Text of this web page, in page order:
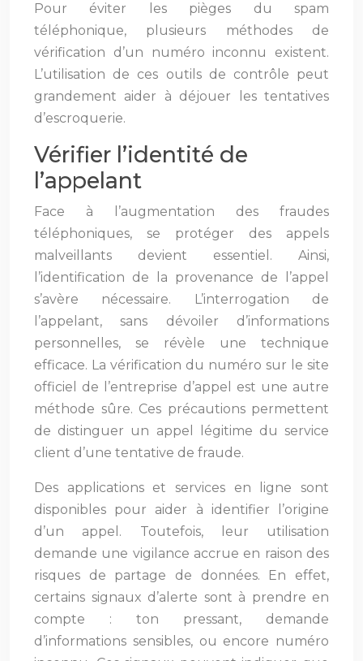
Pour éviter les pièges du spam
téléphonique, plusieurs méthodes de
vérification d’un numéro inconnu existent.
L’utilisation de ces outils de contrôle peut
grandement aider à déjouer les tentatives
d’escroquerie.
Vérifier l’identité de
l’appelant
Face à l’augmentation des fraudes
téléphoniques, se protéger des appels
malveillants devient essentiel. Ainsi,
l’identification de la provenance de l’appel
s’avère nécessaire. L’interrogation de
l’appelant, sans dévoiler d’informations
personnelles, se révèle une technique
efficace. La vérification du numéro sur le site
officiel de l’entreprise d’appel est une autre
méthode sûre. Ces précautions permettent
de distinguer un appel légitime du service
client d’une tentative de fraude.
Des applications et services en ligne sont
disponibles pour aider à identifier l’origine
d’un appel. Toutefois, leur utilisation
demande une vigilance accrue en raison des
risques de partage de données. En effet,
certains signaux d’alerte sont à prendre en
compte : ton pressant, demande
d’informations sensibles, ou encore numéro